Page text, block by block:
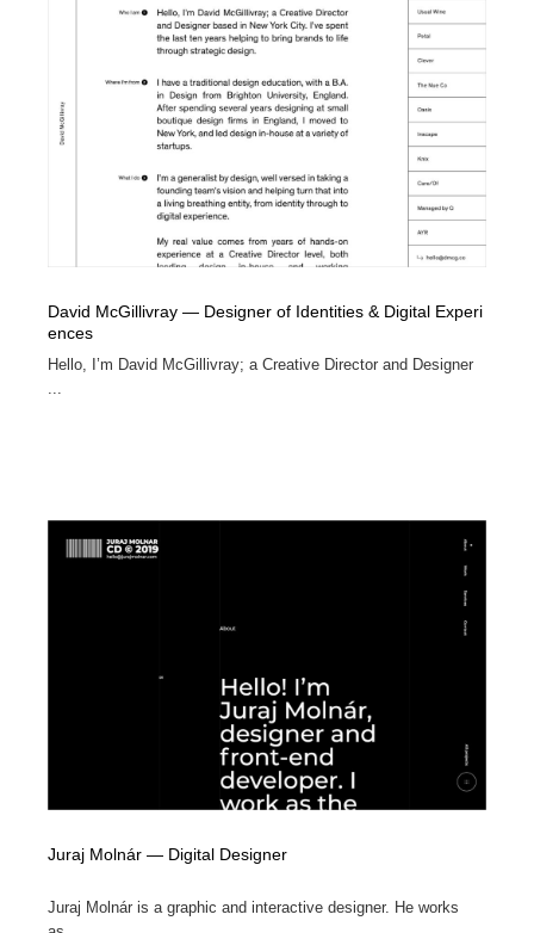
David McGillivray — Designer of Identities & Digital Experi
ences
Hello, I’m David McGillivray; a Creative Director and Designer
Juraj Molnár — Digital Designer
Juraj Molnár is a graphic and interactive designer. He works